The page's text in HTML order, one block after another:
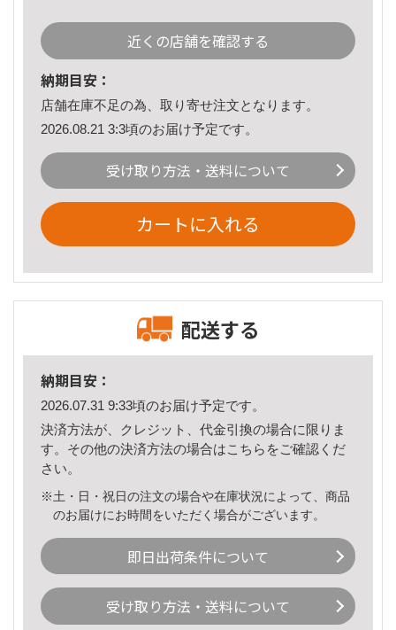
近くの店舗を確認する
納期目安：
店舗在庫不足の為、取り寄せ注文となります。
2026.08.21 3:3頃のお届け予定です。
受け取り方法・送料について
カートに入れる
配送する
納期目安：
2026.07.31 9:33頃のお届け予定です。
決済方法が、クレジット、代金引換の場合に限りま
す。その他の決済方法の場合はこちら をご確認くだ
さい。
※土・日・祝日の注文の場合や在庫状況によって、商品
のお届けにお時間をいただく場合がございます。
即日出荷条件について
受け取り方法・送料について